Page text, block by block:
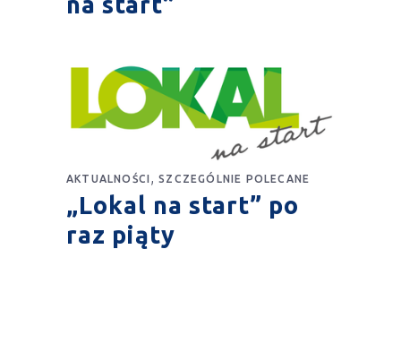
AKTUALNOŚCI ,SZCZEGÓLNIE POLECANE
„Lokal na start” po
raz piąty